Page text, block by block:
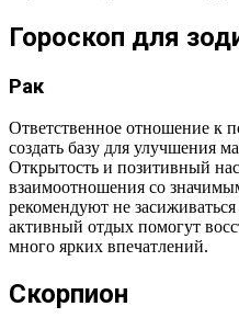
Гороскоп для
Рак
Ответственное отношение к
создать базу для улучшения
Открытость и позитивный
взаимоотношения со
рекомендуют не
активный отдых помогут
много ярких впечатлений.
Скорпион